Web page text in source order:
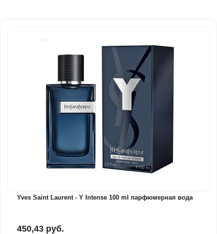
Yves Saint Laurent - Y Intense 100 ml парфюмерная вода
450,43 руб.